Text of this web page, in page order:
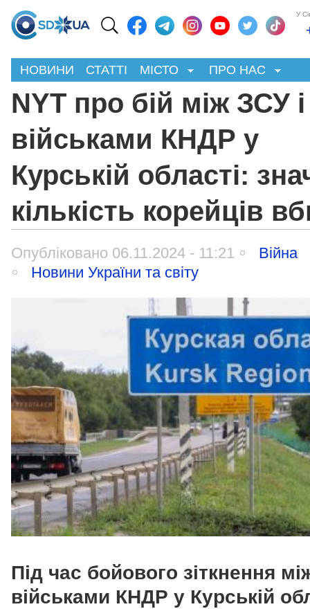
У
НОВИНИ СТАТТІ МІСТО ПРО НАС
NYT про бій між ЗСУ і
військами КНДР у
Курській області:
кількість корейців
Опубліковано 06.11.2024 - 11:21
Війна
Новини України та світу
Під час бойового зіткнення
військами КНДР у Курській